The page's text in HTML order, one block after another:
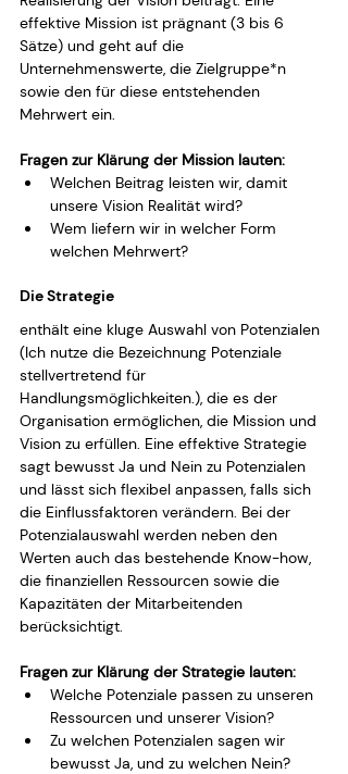
effektive Mission ist prägnant (3 bis 6
Sätze) und geht auf die
Unternehmenswerte, die Zielgruppe*n
sowie den für diese entstehenden
Mehrwert ein.
Fragen zur Klärung der Mission lauten:
Welchen Beitrag leisten wir, damit
unsere Vision Realität wird?
Wem liefern wir in welcher Form
welchen Mehrwert?
Die Strategie
enthält eine kluge Auswahl von Potenzialen
(Ich nutze die Bezeichnung Potenziale
stellvertretend für
Handlungsmöglichkeiten.), die es der
Organisation ermöglichen, die Mission und
Vision zu erfüllen. Eine effektive Strategie
sagt bewusst Ja und Nein zu Potenzialen
und lässt sich flexibel anpassen, falls sich
die Einflussfaktoren verändern. Bei der
Potenzialauswahl werden neben den
Werten auch das bestehende Know-how,
die finanziellen Ressourcen sowie die
Kapazitäten der Mitarbeitenden
berücksichtigt.
Fragen zur Klärung der Strategie lauten:
Welche Potenziale passen zu unseren
Ressourcen und unserer Vision?
Zu welchen Potenzialen sagen wir
bewusst Ja, und zu welchen Nein?